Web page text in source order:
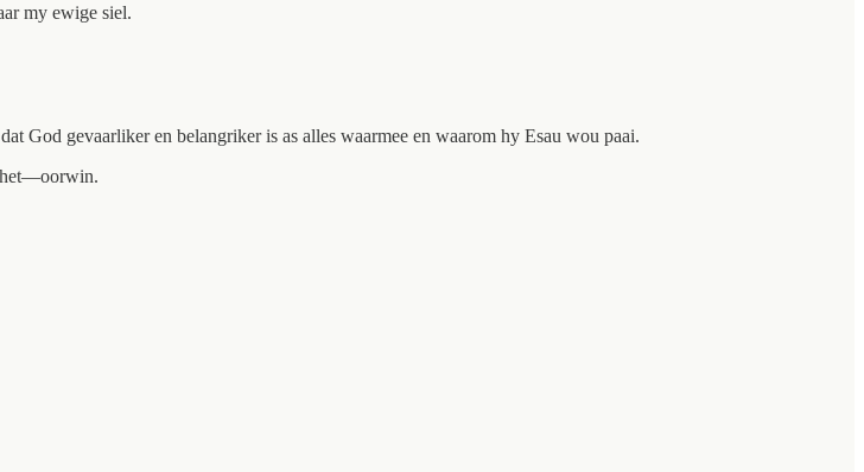
my ewige siel.
God gevaarliker en belangriker is as alles waarmee en waarom hy Esau wou paai.
het—oorwin.